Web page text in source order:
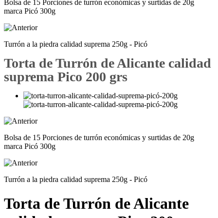
Bolsa de 15 Porciones de turrón económicas y surtidas de 20g
marca Picó 300g
Turrón a la piedra calidad suprema 250g - Picó
Torta de Turrón de Alicante calidad
suprema Pico 200 grs
Bolsa de 15 Porciones de turrón económicas y surtidas de 20g
marca Picó 300g
Turrón a la piedra calidad suprema 250g - Picó
Torta de Turrón de Alicante